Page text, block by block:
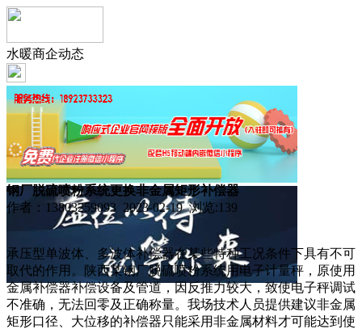
水暖商企动态
钢厂脱硫喷粉系统更换非金属矩形补偿器
作者：13803259093 2023-02-19 浏览:139
承压型单波体、多波体补偿器在某些特种工况条件下具有不可
取代的作用。陕西某钢厂脱硫喷粉系统用电子计量秤，原使用
金属补偿器补偿设备及管道，因反推力较大，致使电子秤调试
不准确，无法回零及正确称量。我场技术人员提供建议非金属
矩形口径、大位移的补偿器只能采用非金属材料才可能达到使